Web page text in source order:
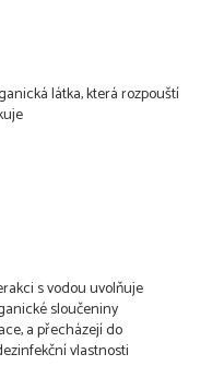
látka, která rozpouští
s vodou uvolňuje
sloučeniny
a přecházejí do
vlastnosti